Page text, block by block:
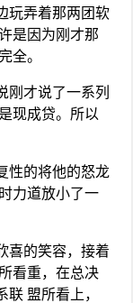
玩弄着那两团软
是因为刚才那
全。
刚才说了一系列
现成贷。所以
性的将他的怒龙
力道放小了一
喜的笑容，接着
看重，在总决
盟所看上，